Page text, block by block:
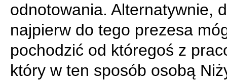
odnotowania. Alternatywnie,
najpierw do tego prezesa
pochodzić od któregoś z
który w ten sposób osobą